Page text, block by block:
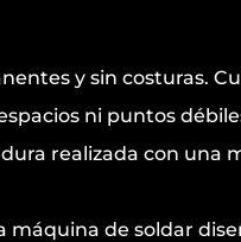
y sin costuras.
ni puntos
realizada con una
de soldar